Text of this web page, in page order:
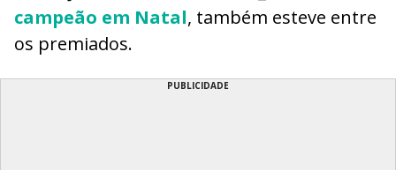
campeão em Natal, também esteve entre
os premiados.
PUBLICIDADE